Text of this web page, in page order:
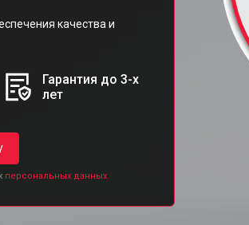
качества и
Гарантия до 3-х
лет
персональных данных.